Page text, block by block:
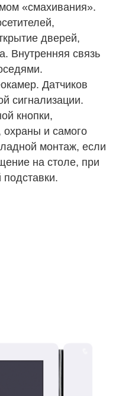
«смахивания».
дверей,
Внутренняя связь
Датчиков
сигнализации.
кнопки,
и самого
монтаж, если
на столе, при
подставки.